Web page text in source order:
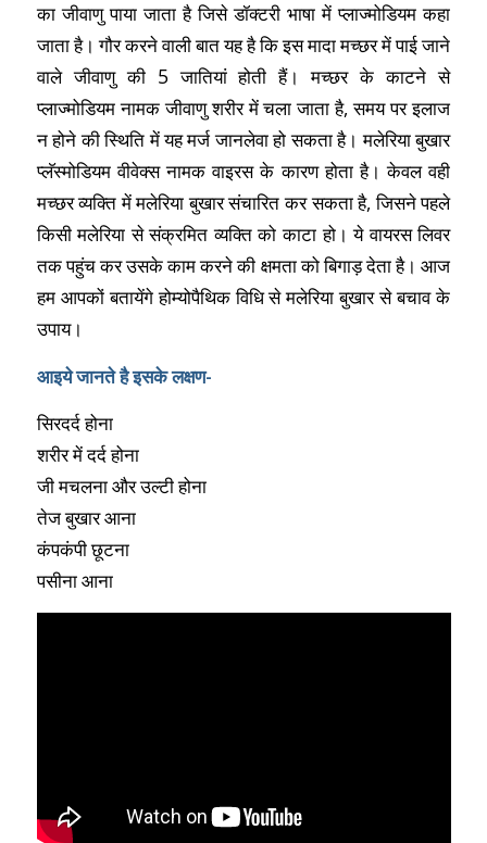
का जीवाणु पाया जाता है जिसे डॉक्टरी भाषा में प्लाज्मोडियम कहा
जाता है। गौर करने वाली बात यह है कि इस मादा मच्छर में पाई जाने
वाले जीवाणु की 5 जातियां होती हैं। मच्छर के काटने से
प्लाज्मोडियम नामक जीवाणु शरीर में चला जाता है, समय पर इलाज
न होने की स्थिति में यह मर्ज जानलेवा हो सकता है। मलेरिया बुखार
प्लॅस्मोडियम वीवेक्स नामक वाइरस के कारण होता है। केवल वही
मच्छर व्यक्ति में मलेरिया बुखार संचारित कर सकता है, जिसने पहले
किसी मलेरिया से संक्रमित व्यक्ति को काटा हो। ये वायरस लिवर
तक पहुंच कर उसके काम करने की क्षमता को बिगाड़ देता है। आज
हम आपकों बतायेंगे होम्योपैथिक विधि से मलेरिया बुखार से बचाव के
उपाय।
आइये जानते है इसके लक्षण-
सिरदर्द होना
शरीर में दर्द होना
जी मचलना और उल्टी होना
तेज बुखार आना
कंपकंपी छूटना
पसीना आना